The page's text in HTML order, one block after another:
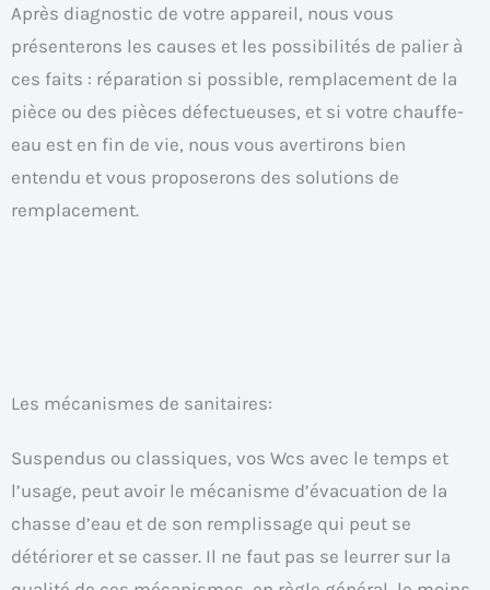
Après diagnostic de votre appareil, nous vous
présenterons les causes et les possibilités de palier à
ces faits : réparation si possible, remplacement de la
pièce ou des pièces défectueuses, et si votre chauffe-
eau est en fin de vie, nous vous avertirons bien
entendu et vous proposerons des solutions de
remplacement.
Les mécanismes de sanitaires:
Suspendus ou classiques, vos Wcs avec le temps et
l’usage, peut avoir le mécanisme d’évacuation de la
chasse d’eau et de son remplissage qui peut se
détériorer et se casser. Il ne faut pas se leurrer sur la